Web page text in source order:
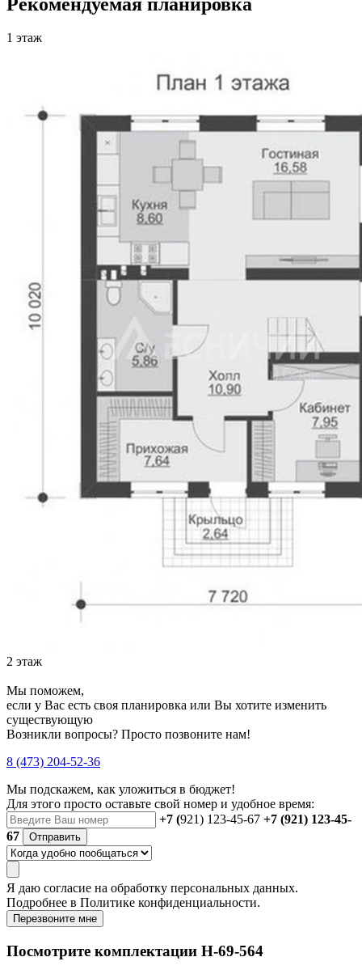
1 этаж
2 этаж
Мы поможем,
если у Вас есть своя планировка или Вы хотите изменить
существующую
Возникли вопросы? Просто позвоните нам!
8 (473) 204-52-36
Мы подскажем, как уложиться в бюджет!
Для этого просто оставьте свой номер и удобное время:
+7 (921) 123-45-67 +7 (921) 123-45-
67
Отправить
Я даю согласие на обработку персональных данных.
Подробнее в Политике конфиденциальности.
Перезвоните мне
Посмотрите комплектации Н-69-564